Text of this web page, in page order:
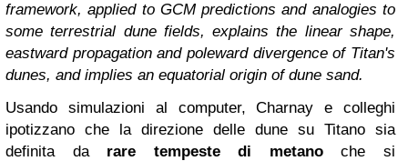
framework, applied to GCM predictions and analogies to
some terrestrial dune fields, explains the linear shape,
eastward propagation and poleward divergence of Titan's
dunes, and implies an equatorial origin of dune sand.
Usando simulazioni al computer, Charnay e colleghi
ipotizzano che la direzione delle dune su Titano sia
definita da rare tempeste di metanoche si